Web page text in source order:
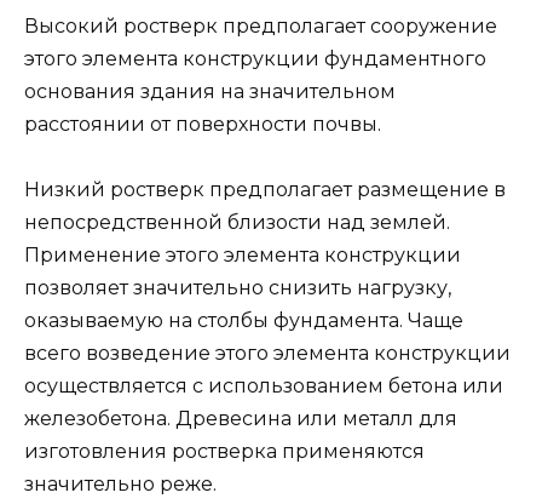
Высокий ростверк предполагает сооружение
этого элемента конструкции фундаментного
основания здания на значительном
расстоянии от поверхности почвы.
Низкий ростверк предполагает размещение в
непосредственной близости над землей.
Применение этого элемента конструкции
позволяет значительно снизить нагрузку,
оказываемую на столбы фундамента. Чаще
всего возведение этого элемента конструкции
осуществляется с использованием бетона или
железобетона. Древесина или металл для
изготовления ростверка применяются
значительно реже.